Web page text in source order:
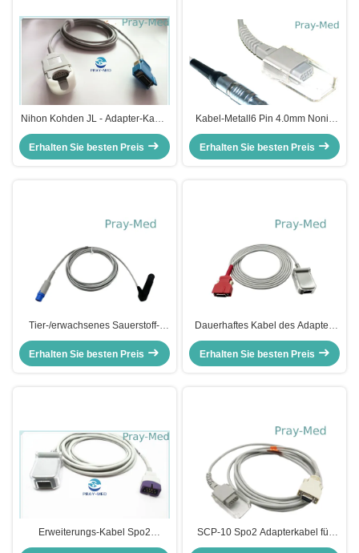
Nihon Kohden JL - Adapter-Kabel
20 302T Spo2 kompatibler
Standard CER Pin
Erhalten Sie besten Preis
Kabel-Metall6 Pin 4.0mm Nonin
8604 kompatibler Adapter-Spo2
Kabel-Durchmesser
Erhalten Sie besten Preis
Tier-/erwachsenes Sauerstoff-
Sensor-Kabel Stift des Ohr-Clips 7
für Sensor Drager SpO2
Erhalten Sie besten Preis
Dauerhaftes Kabel des Adapter-
Spo2 geeignetes -Radikal 7/Rad
8 Verbindungsstück Pin-20
Erhalten Sie besten Preis
Erweiterungs-Kabel Spo2
Adapter-Db9, erwachsenes Kabel
SCP-10 Spo2 Adapterkabel für
Datascope 14 Pins 8 Fuß Länge